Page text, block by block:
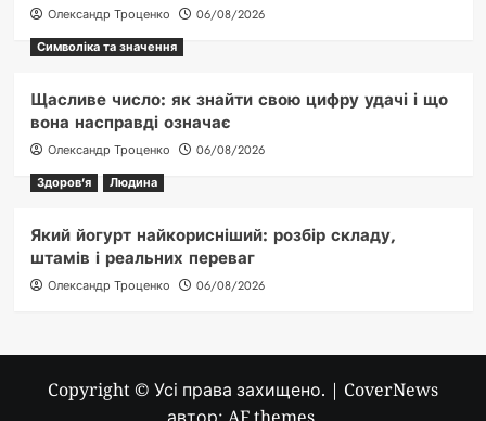
Олександр Троценко
06/08/2026
Символіка та значення
Щасливе число: як знайти свою цифру удачі і що
вона насправді означає
Олександр Троценко
06/08/2026
Здоров'я
Людина
Який йогурт найкорисніший: розбір складу,
штамів і реальних переваг
Олександр Троценко 06/08/2026
Copyright © Усі права захищено. | CoverNews